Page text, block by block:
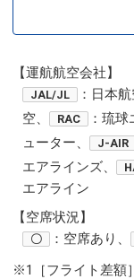
【運航航空会社】
JAL/JL ：日本航
空、
RAC ：琉球
ューター、
J-AIR
エアラインズ、
エアライン
【空席状況】
〇 ：空席あり、
※1［フライト差額